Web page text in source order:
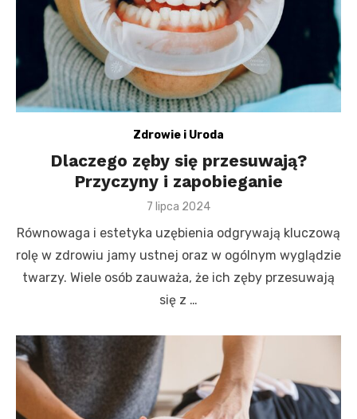
Zdrowie i Uroda
Dlaczego zęby się przesuwają?
Przyczyny i zapobieganie
Posted
7 lipca 2024
Równowaga i estetyka uzębienia odgrywają kluczową
rolę w zdrowiu jamy ustnej oraz w ogólnym wyglądzie
twarzy. Wiele osób zauważa, że ich zęby przesuwają
się z …